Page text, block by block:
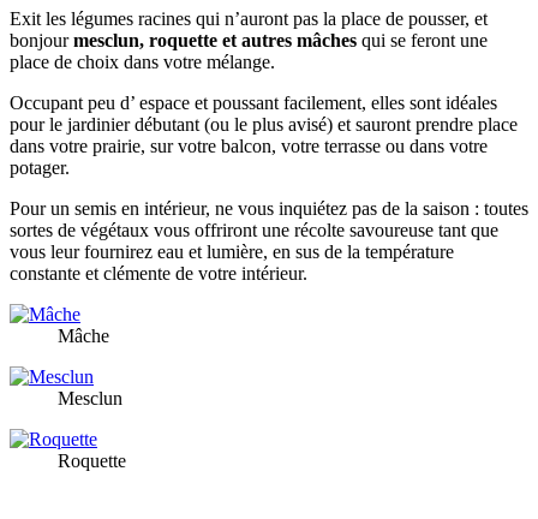
Exit les légumes racines qui n’auront pas la place de pousser, et
bonjourmesclun, roquette et autres mâches qui se feront une
place de choix dans votre mélange.
Occupant peu d’ espace et poussant facilement, elles sont idéales
pour le jardinier débutant (ou le plus avisé) et sauront prendre place
dans votre prairie, sur votre balcon, votre terrasse ou dans votre
potager.
Pour un semis en intérieur, ne vous inquiétez pas de la saison : toutes
sortes de végétaux vous offriront une récolte savoureuse tant que
vous leur fournirez eau et lumière, en sus de la température
constante et clémente de votre intérieur.
Mâche
Mesclun
Roquette